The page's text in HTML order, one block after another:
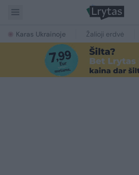
Karas Ukrainoje Žalioji erdvė